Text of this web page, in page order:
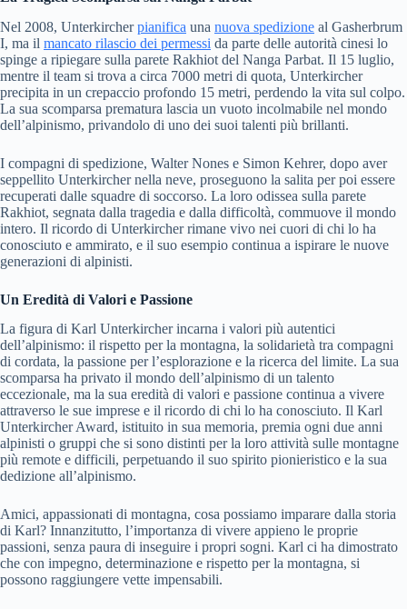
Nel 2008, Unterkircherpianifica una nuova spedizione al Gasherbrum
I, ma il mancato rilascio dei permessi da parte delle autorità cinesi lo
spinge a ripiegare sulla parete Rakhiot del Nanga Parbat. Il 15 luglio,
mentre il team si trova a circa 7000 metri di quota, Unterkircher
precipita in un crepaccio profondo 15 metri, perdendo la vita sul colpo.
La sua scomparsa prematura lascia un vuoto incolmabile nel mondo
dell’alpinismo, privandolo di uno dei suoi talenti più brillanti.
I compagni di spedizione, Walter Nones e Simon Kehrer, dopo aver
seppellito Unterkircher nella neve, proseguono la salita per poi essere
recuperati dalle squadre di soccorso. La loro odissea sulla parete
Rakhiot, segnata dalla tragedia e dalla difficoltà, commuove il mondo
intero. Il ricordo di Unterkircher rimane vivo nei cuori di chi lo ha
conosciuto e ammirato, e il suo esempio continua a ispirare le nuove
generazioni di alpinisti.
Un Eredità di Valori e Passione
La figura di Karl Unterkircher incarna i valori più autentici
dell’alpinismo: il rispetto per la montagna, la solidarietà tra compagni
di cordata, la passione per l’esplorazione e la ricerca del limite. La sua
scomparsa ha privato il mondo dell’alpinismo di un talento
eccezionale, ma la sua eredità di valori e passione continua a vivere
attraverso le sue imprese e il ricordo di chi lo ha conosciuto. Il Karl
Unterkircher Award, istituito in sua memoria, premia ogni due anni
alpinisti o gruppi che si sono distinti per la loro attività sulle montagne
più remote e difficili, perpetuando il suo spirito pionieristico e la sua
dedizione all’alpinismo.
Amici, appassionati di montagna, cosa possiamo imparare dalla storia
di Karl? Innanzitutto, l’importanza di vivere appieno le proprie
passioni, senza paura di inseguire i propri sogni. Karl ci ha dimostrato
che con impegno, determinazione e rispetto per la montagna, si
possono raggiungere vette impensabili.